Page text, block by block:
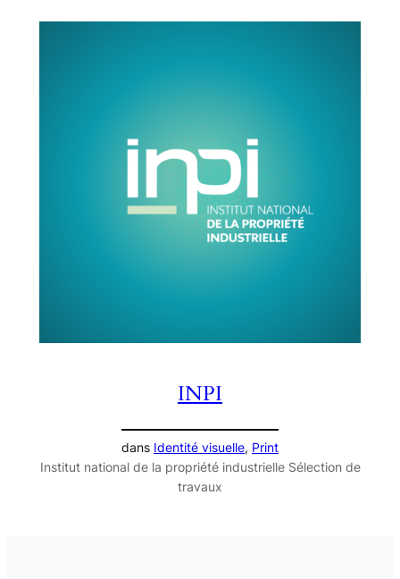
INPI
dans Identité visuelle, Print
Institut national de la propriété industrielle Sélection de
travaux